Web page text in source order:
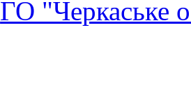
ГО "Черкаське